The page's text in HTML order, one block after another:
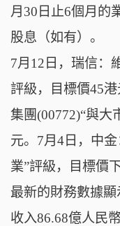
月30日止6個月的
股息（如有）。
7月12日，瑞信：
評級，目標價45
集團(00772)“與大
元。7月4日，中
業”評級，目標價
最新的財務數據
收入86.68億人民